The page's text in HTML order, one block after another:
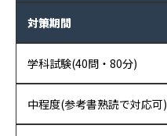
対策期間
学科試験(40問・80分)
中程度(参考書熟読で対応可)